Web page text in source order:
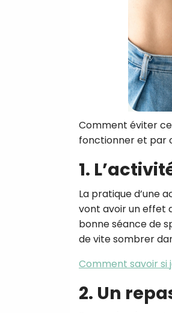
Comment éviter
fonctionner et par
1.
La pratique d’une
vont avoir un effet
bonne séance de
de vite sombrer
Comment savoir si
2. Un